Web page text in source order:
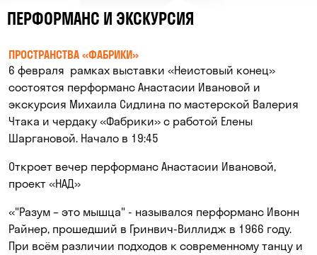
ПЕРФОРМАНС И ЭКСКУРСИЯ
ПРОСТРАНСТВА «ФАБРИКИ»
6 февраля рамках выставки «Неистовый конец»
состоятся перформанс Анастасии Ивановой и
экскурсия Михаила Сидлина по мастерской Валерия
Чтака и чердаку «Фабрики» с работой Елены
Шаргановой. Начало в 19:45
Откроет вечер перформанс Анастасии Ивановой,
проект «НАД»
«"Разум – это мышца" - назывался перформанс Ивонн
Райнер, прошедший в Гринвич-Виллидж в 1966 году.
При всём различии подходов к современному танцу и